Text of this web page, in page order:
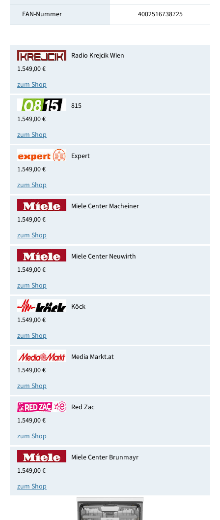
EAN-Nummer 4002516738725
Radio Krejcik Wien
1.549,00 €
zum Shop
815
1.549,00 €
zum Shop
Expert
1.549,00 €
zum Shop
Miele Center Macheiner
1.549,00 €
zum Shop
Miele Center Neuwirth
1.549,00 €
zum Shop
Köck
1.549,00 €
zum Shop
Media Markt.at
1.549,00 €
zum Shop
Red Zac
1.549,00 €
zum Shop
Miele Center Brunmayr
1.549,00 €
zum Shop